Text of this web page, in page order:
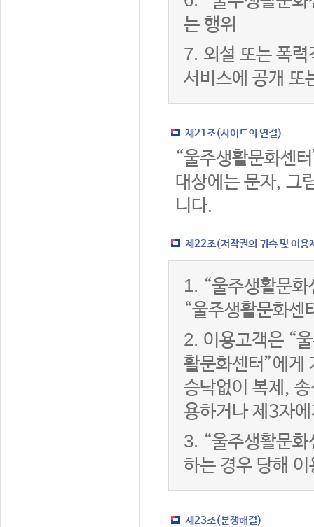
는 행위
7. 외설 또는 폭
서비스에 공개 또
제21조(사이트의 연결)
“울주생활문화센
대상에는 문자, 그
니다.
제22조(저작권의 귀속 및 이용
1. “울주생활문
“울주생활문화센
2. 이용고객은 “
활문화센터”에게
승낙없이 복제,
용하거나 제3자
3. “울주생활문
하는 경우 당해
제23조(분쟁해결)